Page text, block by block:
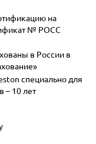
на
№ POCC
в России в
специально для
– 10 лет